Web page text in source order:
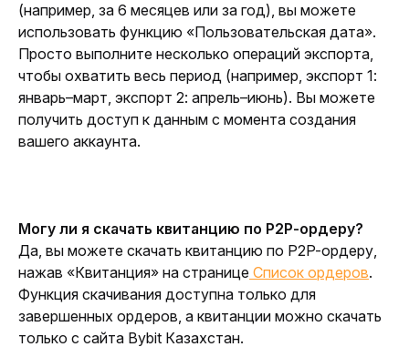
(например, за 6 месяцев или за год), вы можете
использовать функцию «Пользовательская дата».
Просто выполните несколько операций экспорта,
чтобы охватить весь период (например, экспорт 1:
январь–март, экспорт 2: апрель–июнь). Вы можете
получить доступ к данным с момента создания
вашего аккаунта.
Могу ли я скачать квитанцию по P2P-ордеру?
Да, вы можете скачать квитанцию по P2P-ордеру,
нажав «Квитанция» на странице Список ордеров.
Функция скачивания доступна только для
завершенных ордеров, а квитанции можно скачать
только с сайта Bybit Казахстан.